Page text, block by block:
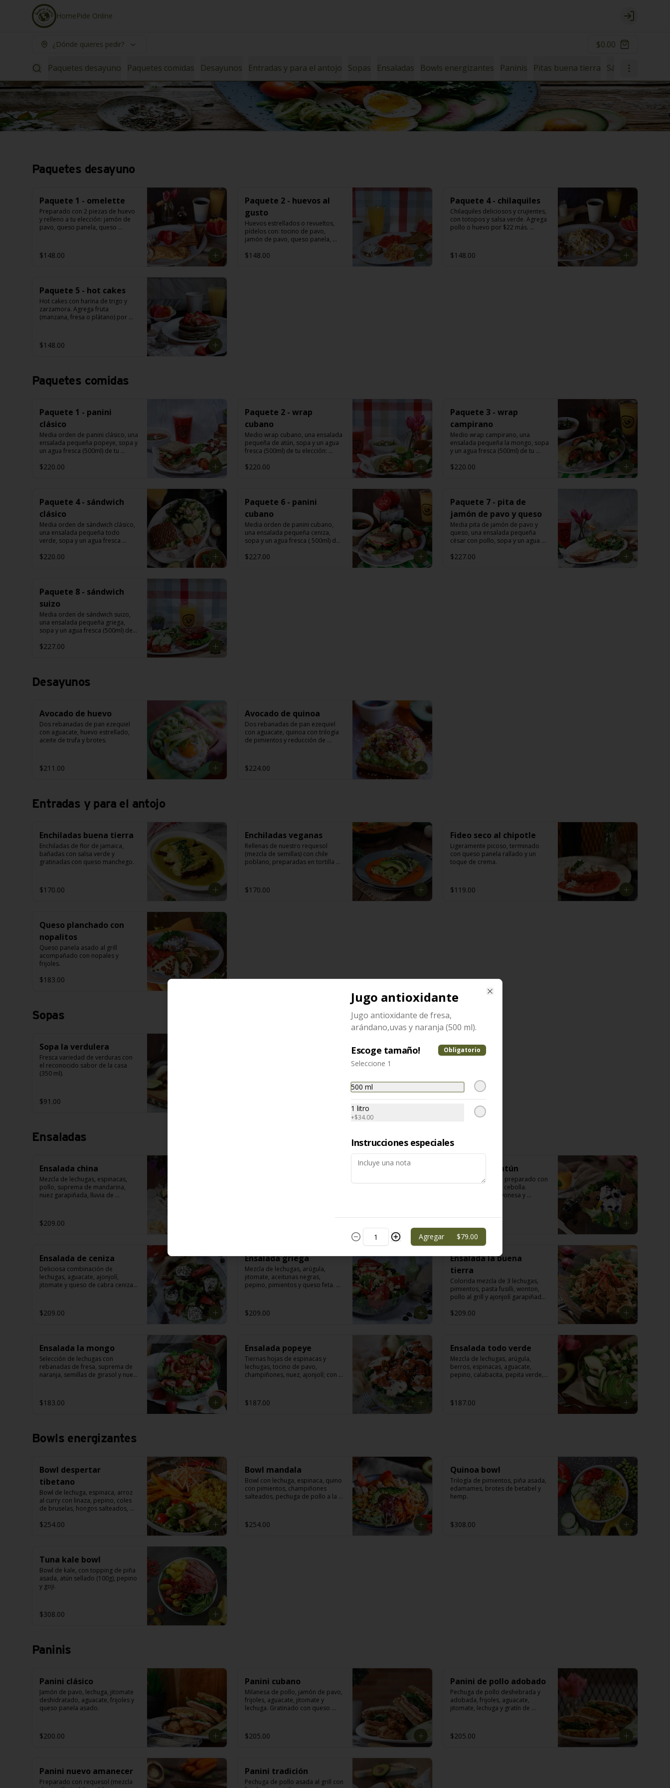
HomePide Online Login
¿Dónde quieres pedir? $0.00
Paquetes desayuno Paquetes comidas Desayunos Entradas y para el antojo Sopas Ensaladas Bowls energizantes Paninis Pitas buena tierra Sándwiches
Paquetes desayuno
Paquete 1 - omelette
Preparado con 2 piezas de huevo
y relleno a tu elección: jamón de
pavo, queso panela, queso
jugo de naranja (355ml) o fruta:
papaya o melón o piña o sandía.
$148.00
Paquete 2 - huevos al
gusto
Huevos estrellados o revueltos,
pídelos con: tocino de pavo,
jamón de pavo, queso panela,
espinaca, flor de jamaica, salsa
$148.00
Paquete 4 - chilaquiles
Chilaquiles deliciosos y crujientes,
con totopos y salsa verde. Agrega
pollo o huevo por $22 más.
piña o sandía. Café americano o
té: manzanilla o hierbabuena o
$148.00
Paquete 5 - hot cakes
Hot cakes con harina de trigo y
zarzamora. Agrega fruta
(manzana, fresa o plátano) por
Acompañados con jugo de
naranja (355 ml) o fruta: papaya o
$148.00
Paquetes comidas
Paquete 1 - panini
clásico
Media orden de panini clásico, una
ensalada pequeña popeye, sopa y
un agua fresca (500ml) de tu
fresa, piña, papaya, sandía,
$220.00
Paquete 2 - wrap
cubano
Medio wrap cubano, una ensalada
pequeña de atún, sopa y un agua
fresca (500ml) de tu elección:
piña, papaya, sandía, limoncito,
$220.00
Paquete 3 - wrap
campirano
Medio wrap campirano, una
ensalada pequeña la mongo, sopa
y un agua fresca (500ml) de tu
fresa, piña, papaya, sandía,
$220.00
Paquete 4 - sándwich
clásico
Media orden de sándwich clásico,
una ensalada pequeña todo
verde, sopa y un agua fresca
mango, jamaica, fresa, piña,
$220.00
Paquete 6 - panini
cubano
Media orden de panini cubano,
una ensalada pequeña ceniza,
sopa y un agua fresca ( 500ml) de
jamaica, fresa, piña, papaya,
$227.00
Paquete 7 - pita de
jamón de pavo y queso
Media pita de jamón de pavo y
queso, una ensalada pequeña
césar con pollo, sopa y un agua
melón, mango, jamaica, fresa,
$227.00
Paquete 8 - sándwich
suizo
Media orden de sándwich suizo,
una ensalada pequeña griega,
sopa y un agua fresca (500ml) de
jamaica, fresa, piña, papaya,
$227.00
Desayunos
Avocado de huevo
Dos rebanadas de pan ezequiel
con aguacate, huevo estrellado,
aceite de trufa y brotes.
$211.00
Avocado de quinoa
Dos rebanadas de pan ezequiel
con aguacate, quinoa con trilogía
de pimientos y reducción de
$224.00
Entradas y para el antojo
Enchiladas buena tierra
Enchiladas de flor de jamaica,
bañadas con salsa verde y
gratinadas con queso manchego.
$170.00
Enchiladas veganas
Rellenas de nuestro requesol
(mezcla de semillas) con chile
poblano, preparadas en tortilla de
morada, aguacate y salsa vegana
(3 piezas).
$170.00
Fideo seco al chipotle
Ligeramente picoso, terminado
con queso panela rallado y un
toque de crema.
$119.00
Queso planchado con
nopalitos
Queso panela asado al grill
acompañado con nopales y
frijoles.
$183.00
Sopas
Sopa la verdulera
Fresca variedad de verduras con
el reconocido sabor de la casa
(350 ml).
$91.00
Ensaladas
Ensalada china
Mezcla de lechugas, espinacas,
pollo, suprema de mandarina,
nuez garapiñada, lluvia de
$209.00
Ensalada de atún
Atún aleta amarilla preparado con
jitomate, cilantro y cebolla.
Sazonada con mayonesa y
Ensalada de ceniza
Deliciosa combinación de
lechugas, aguacate, ajonjolí,
jitomate y queso de cabra ceniza;
$209.00
Ensalada griega
Mezcla de lechugas, arúgula,
jitomate, aceitunas negras,
pepino, pimientos y queso feta.
$209.00
Ensalada la buena
tierra
Colorida mezcla de 3 lechugas,
pimientos, pasta fusilli, wonton,
pollo al grill y ajonjolí garapiñado;
$209.00
Ensalada la mongo
Selección de lechugas con
rebanadas de fresa, suprema de
naranja, semillas de girasol y nuez
$183.00
Ensalada popeye
Tiernas hojas de espinacas y
lechugas, tocino de pavo,
champiñones, nuez, ajonjolí; con
$187.00
Ensalada todo verde
Mezcla de lechugas, arúgula,
berros, espinacas, aguacate,
pepino, calabacita, pepita verde,
$187.00
Bowls energizantes
Bowl despertar
tibetano
Bowl de lechuga, espinaca, arroz
al curry con linaza, pepino, coles
de bruselas, hongos salteados,
zanahoria y chayote. Acompañado
$254.00
Bowl mandala
Bowl con lechuga, espinaca, quino
con pimientos, champiñones
salteados, pechuga de pollo a la
chayote. Acompañado con
aderezo de jitomate.
$254.00
Quinoa bowl
Trilogía de pimientos, piña asada,
edamames, brotes de betabel y
hemp.
$308.00
Tuna kale bowl
Bowl de kale, con topping de piña
asada, atún sellado (100g), pepino
y goji.
$308.00
Paninis
Panini clásico
Jamón de pavo, lechuga, jitomate
deshidratado, aguacate, frijoles y
queso panela asado.
$200.00
Panini cubano
Milanesa de pollo, jamón de pavo,
frijoles, aguacate, jitomate y
lechuga. Gratinado con queso
$205.00
Panini de pollo adobado
Pechuga de pollo deshebrada y
adobada, frijoles, aguacate,
jitomate, lechuga y gratín de
$205.00
Panini nuevo amanecer
Preparado con requesol (mezcla
Panini tradición
Pechuga de pollo asada al grill con
Jugo antioxidante
Jugo antioxidante de fresa,
arándano,uvas y naranja (500 ml).
Escoge tamaño! Obligatorio
Seleccione 1
500 ml
1 litro
+$34.00
Instrucciones especiales
Agregar $79.00